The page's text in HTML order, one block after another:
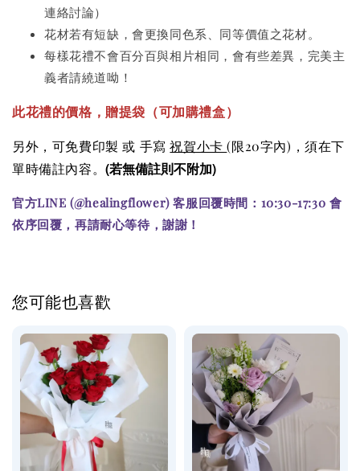
連絡討論）
花材若有短缺，會更換同色系、同等價值之花材。
每樣花禮不會百分百與相片相同，會有些差異，完美主
義者請繞道呦！
此花禮的價格 ，贈提袋（可加購禮盒）
另外，可免費印製 或 手寫祝賀小卡(限20字內) ，須在下
單時備註內容。(若無備註則不附加)
官方LINE (@healingflower) 客服回覆時間：10:30-17:30 會
依序回覆，再請耐心等待，謝謝！
您可能也喜歡